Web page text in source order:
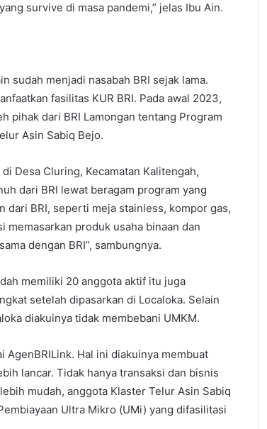
survive di masa pandemi,” jelas Ibu Ain.
sudah menjadi nasabah BRI sejak lama.
fasilitas KUR BRI. Pada awal 2023,
pihak dari BRI Lamongan tentang Program
Asin Sabiq Bejo.
Desa Cluring, Kecamatan Kalitengah,
dari BRI lewat beragam program yang
dari BRI, seperti meja stainless, kompor gas,
produk usaha binaan dan
dengan BRI”, sambungnya.
memiliki 20 anggota aktif itu juga
setelah dipasarkan di Localoka. Selain
diakuinya tidak membebani UMKM.
Hal ini diakuinya membuat
lancar. Tidak hanya transaksi dan bisnis
mudah, anggota Klaster Telur Asin Sabiq
Ultra Mikro (UMi) yang difasilitasi